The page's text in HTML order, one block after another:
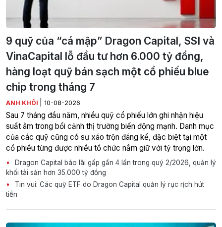
9 quỹ của “cá mập” Dragon Capital, SSI và
VinaCapital lỗ đầu tư hơn 6.000 tỷ đồng,
hàng loạt quỹ bán sạch một cổ phiếu blue
chip trong tháng 7
ANH KHÔI 10-08-2026
Sau 7 tháng đầu năm, nhiều quỹ cổ phiếu lớn ghi nhận hiệu
suất âm trong bối cảnh thị trường biến động mạnh. Danh mục
của các quỹ cũng có sự xáo trộn đáng kể, đặc biệt tại một
cổ phiếu từng được nhiều tổ chức nắm giữ với tỷ trọng lớn.
Dragon Capital báo lãi gấp gần 4 lần trong quý 2/2026, quản lý
khối tài sản hơn 35.000 tỷ đồng
Tin vui: Các quỹ ETF do Dragon Capital quản lý rục rịch hút
tiền